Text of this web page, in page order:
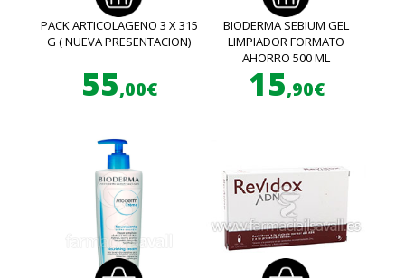
PACK ARTICOLAGENO 3 X 315
G ( NUEVA PRESENTACION)
55,00€
BIODERMA SEBIUM GEL
LIMPIADOR FORMATO
AHORRO 500 ML
15,90€